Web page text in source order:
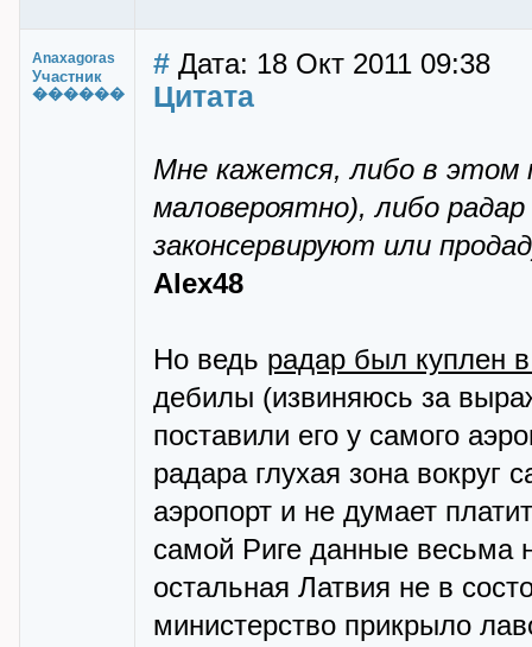
Anaxagoras
Участник
������
# Дата: 18 Окт 2011 09:38
Цитата
Мне кажется, либо в этом
маловероятно), либо
законсервируют или
Alex48
Но ведь радар был куплен
дебилы (извиняюсь за
поставили его у самого
радара глухая зона вокруг
аэропорт и не думает
самой Риге данные весьма
остальная Латвия не в
министерство прикрыло